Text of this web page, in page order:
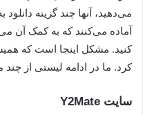
می‌دهید، آنها چند گزینه
آماده می‌کنند که به کمک آن
کنید. مشکل اینجا است که
کرد. ما در ادامه لیستی از چند
سایت Y2Mate